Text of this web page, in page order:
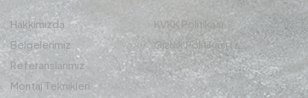
Hakkımızda
Belgelerimiz
Referanslarımız
Montaj Teknikleri
KVKK Politikası
Gizlilik Politikası